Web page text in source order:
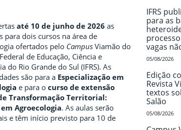
até 10 de junho de 2026 as
para dois cursos na área de
ofertados pelo Campus Viamão do
de Educação, Ciência e
do Rio Grande do Sul (IFRS). As
são para a Especialização em
e para ocurso de extensão
Transformação Territorial:
Agroecologia. As aulas serão
e têm início previsto para 10 de
IFRS
para as
vagas
05/08/2026
Edição
Revista
textos
Salão
05/08/2026